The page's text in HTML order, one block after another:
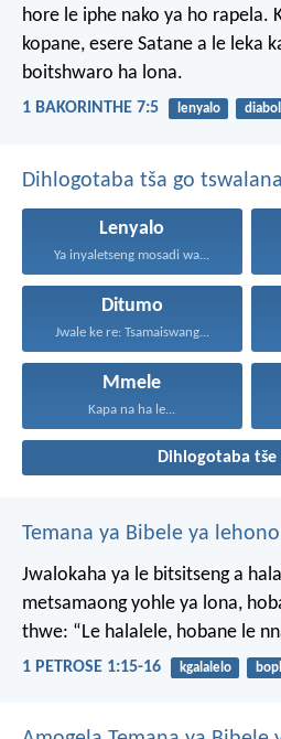
hore le iphe nako ya ho rapela.
kopane, esere Satane a le leka
boitshwaro ha lona.
1 BAKORINTHE 7:5 lenyalo
Dihlogotaba tša go tswalana
Lenyalo
Ya inyaletseng mosadi wa...
Ditumo
Jwale ke re: Tsamaiswang...
Mmele
Kapa na ha le...
Dihlogotaba
Temana ya Bibele ya lehono
Jwalokaha ya le bitsitseng a
metsamaong yohle ya lona,
thwe: “Le halalele, hobane le
1 PETROSE 1:15-16 kgalalelo